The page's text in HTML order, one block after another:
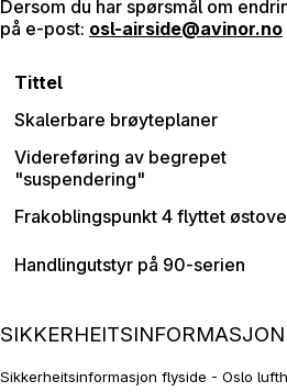
Dersom du har spørsmål om
på e-post: osl-airside@avinor.no
Tittel
Skalerbare brøyteplaner
Videreføring av begrepet
"suspendering"
Frakoblingspunkt 4 flyttet
Handlingutstyr på 90-serien
SIKKERHEITSINFORMASJON
Sikkerheitsinformasjon flyside - Oslo